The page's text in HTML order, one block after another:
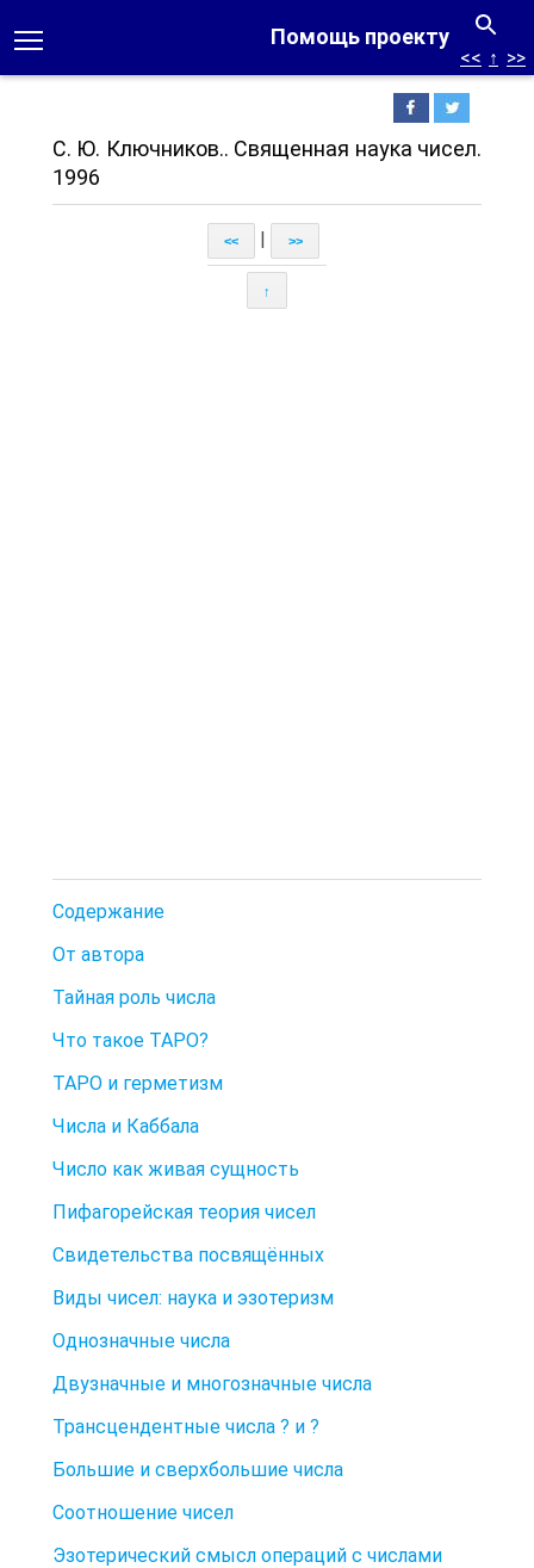
Помощь проекту
<< ↑ >>
С. Ю. Ключников.. Священная наука чисел.
1996
<< >>
↑
Содержание
От автора
Тайная роль числа
Что такое ТАРО?
ТАРО и герметизм
Числа и Каббала
Число как живая сущность
Пифагорейская теория чисел
Свидетельства посвящённых
Виды чисел: наука и эзотеризм
Однозначные числа
Двузначные и многозначные числа
Трансцендентные числа ? и ?
Большие и сверхбольшие числа
Соотношение чисел
Эзотерический смысл операций с числами